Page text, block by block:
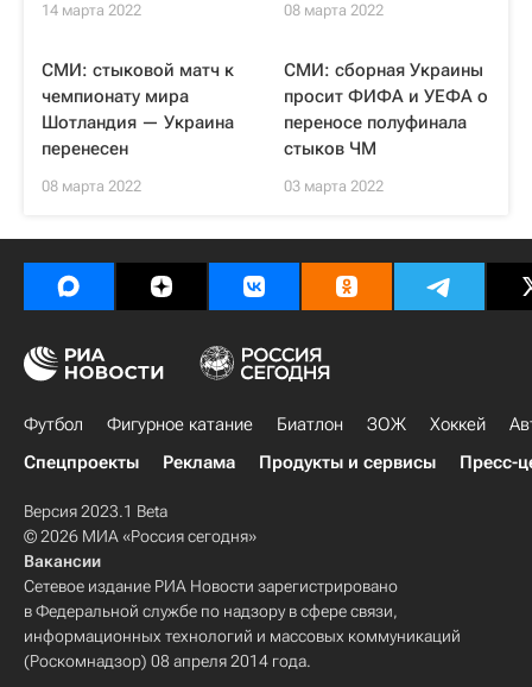
14 марта 2022 08 марта 2022
СМИ: cтыковой матч к
чемпионату мира
Шотландия — Украина
перенесен
08 марта 2022
СМИ: сборная Украины
просит ФИФА и УЕФА о
переносе полуфинала
стыков ЧМ
03 марта 2022
Футбол Фигурное катание Биатлон ЗОЖ Хоккей
Спецпроекты
Реклама Продукты и сервисы Пресс-
Версия 2023.1 Beta
© 2026 МИА «Россия сегодня»
Вакансии
Сетевое издание РИА Новости зарегистрировано
в Федеральной службе по надзору в сфере связи,
информационных технологий и массовых коммуникаций
(Роскомнадзор) 08 апреля 2014 года.